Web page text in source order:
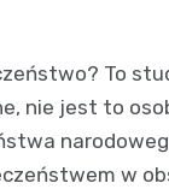
To
nie jest to
w